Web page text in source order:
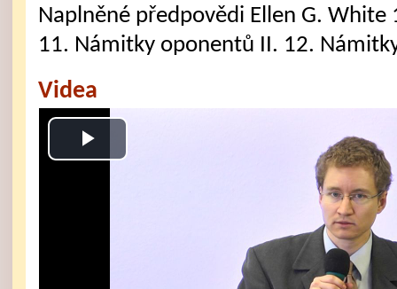
Naplněné předpovědi Ellen G.
11. Námitky oponentů II. 12.
Videa
Play